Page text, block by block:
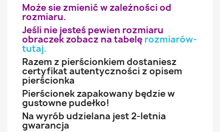
Może sie zmienić w zależności od
rozmiaru.
Jeśli nie jesteś pewien rozmiaru
obraczek zobacz na tabelę rozmiarów-
tutaj.
Razem z pierścionkiem dostaniesz
certyfikat autentyczności z opisem
pierścionka
Pierścionek zapakowany będzie w
gustowne pudełko!
Na wyrób udzielana jest 2-letnia
gwarancja